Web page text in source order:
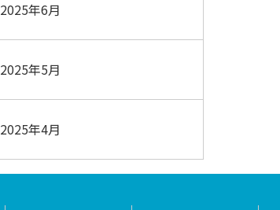
2025年6月
2025年5月
2025年4月